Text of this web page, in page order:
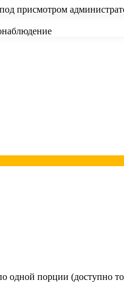
присмотром
одной порции (доступно